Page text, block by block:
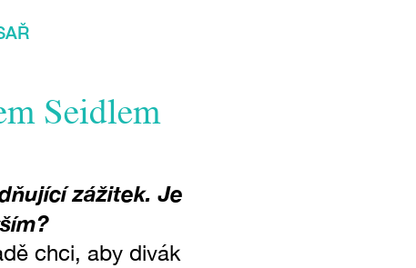
Seidlem
zážitek. Je
chci, aby divák